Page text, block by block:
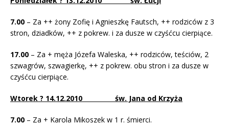
7.00 – Za ++ żony Zofię i Agnieszkę Fautsch, ++ rodziców z 3
stron, dziadków, ++ z pokrew. i za dusze w czyśćcu cierpiące.
17.00 – Za + męża Józefa Waleska, ++ rodziców, teściów, 2
szwagrów, szwagierkę, ++ z pokrew. obu stron i za dusze w
czyśćcu cierpiące.
Wtorek ? 14.12.2010 św. Jana od Krzyża
7.00 – Za + Karola Mikoszek w 1 r. śmierci.